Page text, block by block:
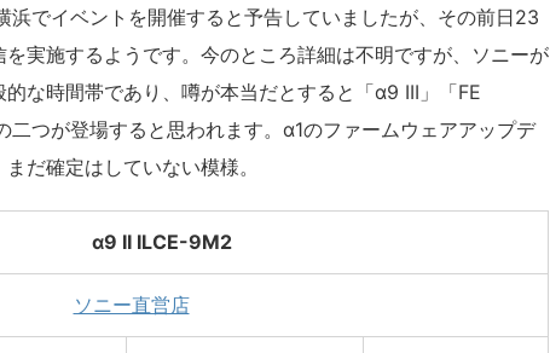
浜でイベントを開催すると予告していましたが、その前日23
実施するようです。今のところ詳細は不明ですが、ソニーが
な時間帯であり、噂が本当だとすると「α9 III」「FE
つが登場すると思われます。α1のファームウェアアップデ
だ確定はしていない模様。
α9 II ILCE-9M2
ソニー直営店